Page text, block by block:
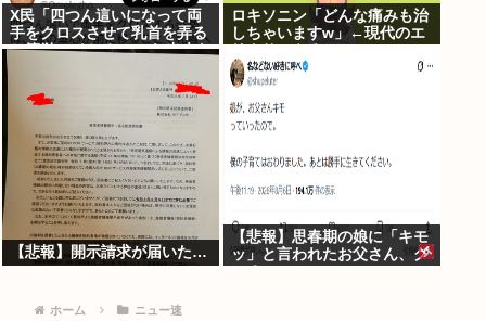
X民「四つん這いになって両
手をクロスさせて乳首を弄る
と簡単にイケる」 これ出来な
ロキソニン「どんな痛みも治
しちゃいますw」←現代のエ
【悲報】開示請求が届いた…
【悲報】思春期の娘に「キモ
ッ」と言われたお父さん、グ
ホーム ニュー速